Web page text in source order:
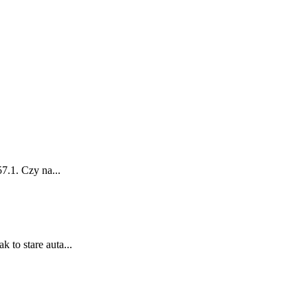
Czy na...
to stare auta...